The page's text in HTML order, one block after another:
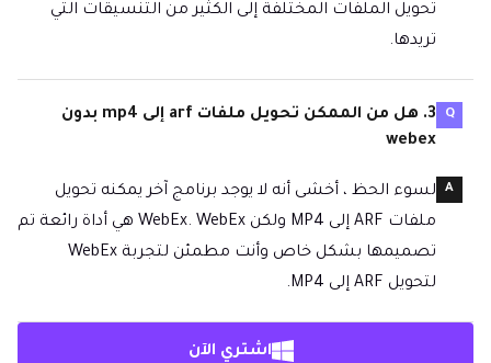
تحويل الملفات المختلفة إلى الكثير من التنسيقات التي
تريدها.
3. هل من الممكن تحويل ملفات arf إلى mp4 بدون
webex
لسوء الحظ ، أخشى أنه لا يوجد برنامج آخر يمكنه تحويل
ملفات ARF إلى MP4 ولكن WebEx. WebEx هي أداة رائعة تم
تصميمها بشكل خاص وأنت مطمئن لتجربة WebEx
لتحويل ARF إلى MP4.
اشتري الآن